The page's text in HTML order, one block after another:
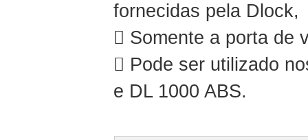
fornecidas pela Dlock,
 Somente a porta de
 Pode ser utilizado
e DL 1000 ABS.